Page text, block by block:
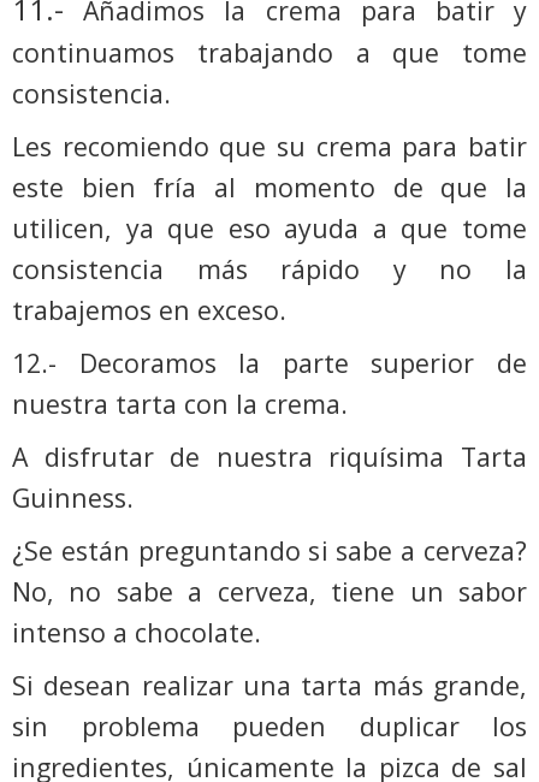
11.-Añadimos la crema para batir y
continuamos trabajando a que tome
consistencia.
Les recomiendo que su crema para batir
este bien fría al momento de que la
utilicen, ya que eso ayuda a que tome
consistencia más rápido y no la
trabajemos en exceso.
12.- Decoramos la parte superior de
nuestra tarta con la crema.
A disfrutar de nuestra riquísima Tarta
Guinness.
¿Se están preguntando si sabe a cerveza?
No, no sabe a cerveza, tiene un sabor
intenso a chocolate.
Si desean realizar una tarta más grande,
sin problema pueden duplicar los
ingredientes, únicamente la pizca de sal